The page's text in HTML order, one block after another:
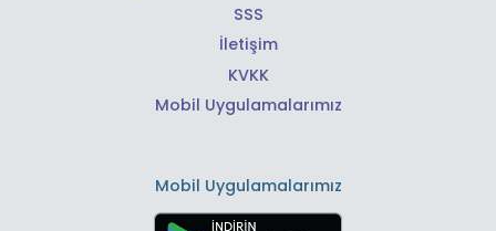
SSS
İletişim
KVKK
Mobil Uygulamalarımız
Mobil Uygulamalarımız